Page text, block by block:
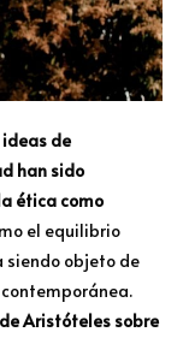
de
han sido
ética como
el equilibrio
siendo objeto de
Aristóteles sobre